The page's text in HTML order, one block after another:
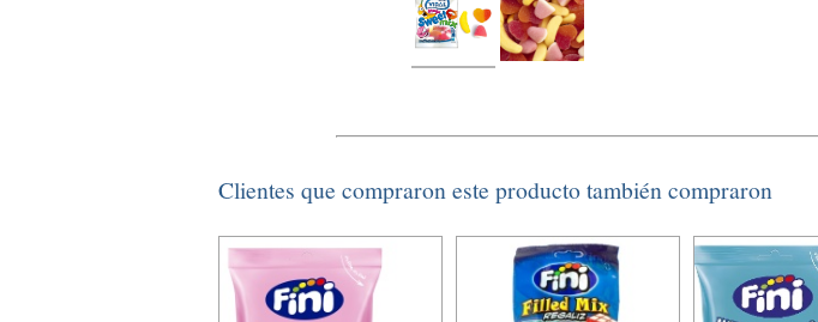
Clientes que compraron este producto también compraron